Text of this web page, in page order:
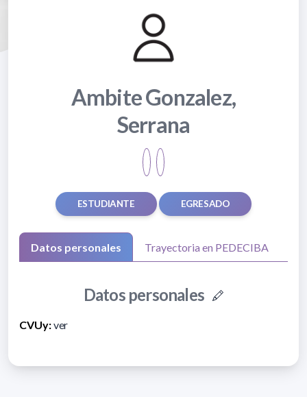
Ambite Gonzalez,
Serrana
ESTUDIANTE EGRESADO
Datos personales Trayectoria en PEDECIBA
Datos personales
CVUy:ver